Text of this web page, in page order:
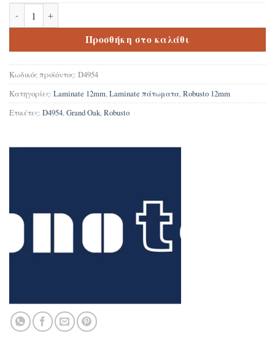
Προσθήκη στο καλάθι
Κωδικός προϊόντος: D4954
Κατηγορίες: Laminate 12mm,Laminate πάτωματα,Robusto 12mm
Ετικέτες: D4954,Grand Oak,Robusto